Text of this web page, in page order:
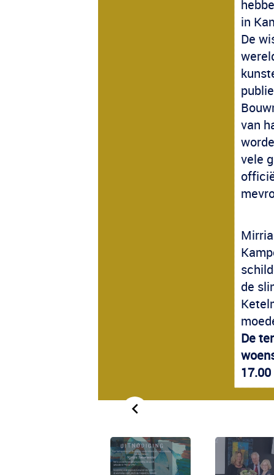
in
De
van
vele
de
De
17.00